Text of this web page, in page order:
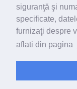
siguranţă şi
specificate,
furnizaţi despre
aflati din pagina
Sentinţă
Judecătoria Roșiori
IESIRE FORTATA
CONTESTATIE